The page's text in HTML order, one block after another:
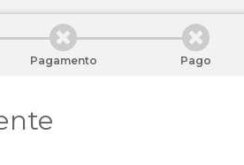
Pagamento Pago